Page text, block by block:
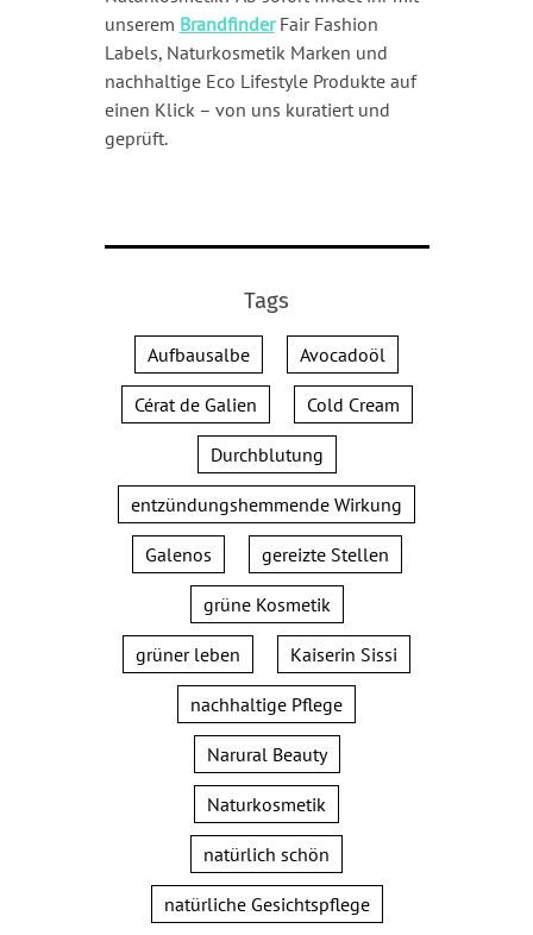
unserem BrandfinderFair Fashion
Labels, Naturkosmetik Marken und
nachhaltige Eco Lifestyle Produkte auf
einen Klick – von uns kuratiert und
geprüft.
Tags
Aufbausalbe Avocadoöl
Cérat de Galien Cold Cream
Durchblutung
entzündungshemmende Wirkung
Galenos gereizte Stellen
grüne Kosmetik
grüner leben Kaiserin Sissi
nachhaltige Pflege
Narural Beauty
Naturkosmetik
natürlich schön
natürliche Gesichtspflege